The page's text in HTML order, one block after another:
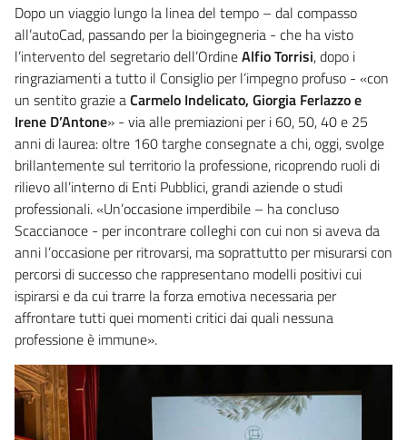
Dopo un viaggio lungo la linea del tempo – dal compasso
all’autoCad, passando per la bioingegneria - che ha visto
l’intervento del segretario dell’OrdineAlfio Torrisi, dopo i
ringraziamenti a tutto il Consiglio per l’impegno profuso - «con
un sentito grazie aCarmelo Indelicato, Giorgia Ferlazzo e
Irene D’Antone» - via alle premiazioni per i 60, 50, 40 e 25
anni di laurea: oltre 160 targhe consegnate a chi, oggi, svolge
brillantemente sul territorio la professione, ricoprendo ruoli di
rilievo all’interno di Enti Pubblici, grandi aziende o studi
professionali. «Un’occasione imperdibile – ha concluso
Scaccianoce - per incontrare colleghi con cui non si aveva da
anni l’occasione per ritrovarsi, ma soprattutto per misurarsi con
percorsi di successo che rappresentano modelli positivi cui
ispirarsi e da cui trarre la forza emotiva necessaria per
affrontare tutti quei momenti critici dai quali nessuna
professione è immune».